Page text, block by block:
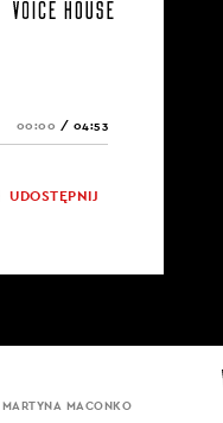
00:00 / 04:53
UDOSTĘPNIJ
MACONKO